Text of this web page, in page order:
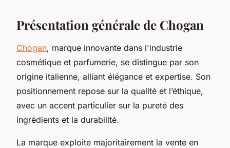
Présentation générale de Chogan
Chogan, marque innovante dans l'industrie
cosmétique et parfumerie, se distingue par son
origine italienne, alliant élégance et expertise. Son
positionnement repose sur la qualité et l’éthique,
avec un accent particulier sur la pureté des
ingrédients et la durabilité.
La marque exploite majoritairement la vente en